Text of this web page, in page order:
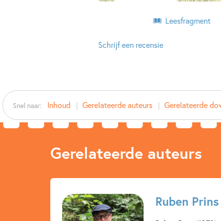
Leesfragment
Schrijf een recensie
Snel naar: Inhoud Gerelateerde auteurs Gerelateerde
Gerelateerde auteurs
Ruben Prins